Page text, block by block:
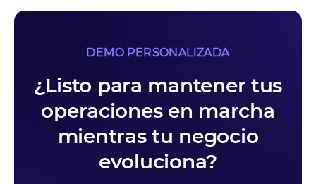
DEMO PERSONALIZADA
¿Listo para mantener tus
operaciones en marcha
mientras tu negocio
evoluciona?